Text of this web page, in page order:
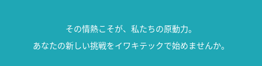
その情熱こそが、私たちの原動力。
あなたの新しい挑戦をイワキテックで始めませんか。